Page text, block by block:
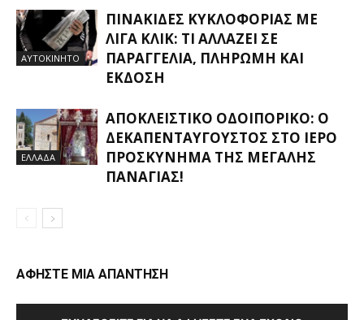
ΑΥΤΟΚΙΝΗΤΟ
ΠΙΝΑΚΊΔΕΣ ΚΥΚΛΟΦΟΡΊΑΣ ΜΕ
ΛΊΓΑ ΚΛΙΚ: ΤΙ ΑΛΛΆΖΕΙ ΣΕ
ΠΑΡΑΓΓΕΛΊΑ, ΠΛΗΡΩΜΉ ΚΑΙ
ΈΚΔΟΣΗ
ΕΛΛΑΔΑ
ΑΠΟΚΛΕΙΣΤΙΚΟ ΟΔΟΙΠΟΡΙΚΟ: Ο
ΔΕΚΑΠΕΝΤΑΎΓΟΥΣΤΟΣ ΣΤΟ ΙΕΡΌ
ΠΡΟΣΚΎΝΗΜΑ ΤΗΣ ΜΕΓΆΛΗΣ
ΠΑΝΑΓΊΑΣ!
ΑΦΗΣΤΕ ΜΙΑ ΑΠΑΝΤΗΣΗ